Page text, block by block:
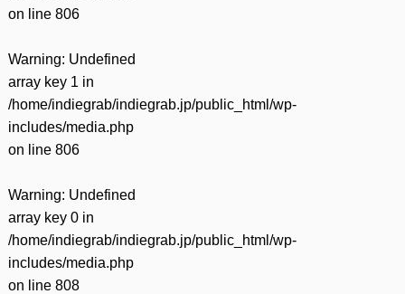
on line 806
Warning: Undefined
array key 1 in
/home/indiegrab/indiegrab.jp/public_html/wp-
includes/media.php
on line 806
Warning: Undefined
array key 0 in
/home/indiegrab/indiegrab.jp/public_html/wp-
includes/media.php
on line 808